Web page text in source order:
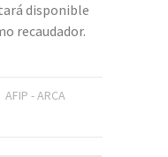
disponible
recaudador.
AFIP - ARCA